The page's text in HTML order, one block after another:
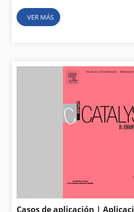
VER MÁS
Casos de aplicación |